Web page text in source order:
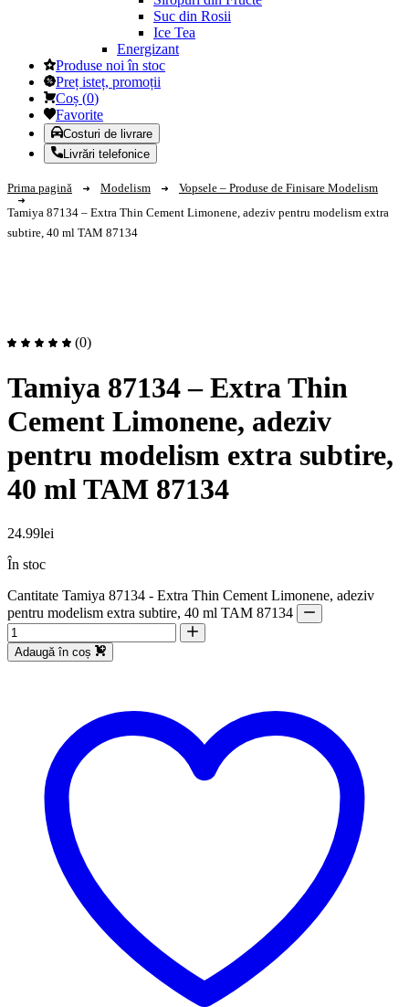
Suc din Rosii
Ice Tea
Energizant
Produse noi în stoc
Preț isteț, promoții
Coș (0)
Favorite
Costuri de livrare
Livrări telefonice
Prima pagină Modelism
Vopsele – Produse de Finisare Modelism
Tamiya 87134 – Extra Thin Cement Limonene, adeziv pentru modelism extra
subtire, 40 ml TAM 87134
(0)
Tamiya 87134 – Extra Thin
Cement Limonene, adeziv
pentru modelism extra subtire,
40 ml TAM 87134
24.99lei
În stoc
Cantitate Tamiya 87134 - Extra Thin Cement Limonene, adeziv
pentru modelism extra subtire, 40 ml TAM 87134
Adaugă în coș